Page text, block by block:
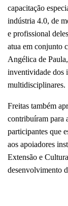
capacitação
indústria 4.0, de
e profissional
atua em conjunto
Angélica de
inventividade dos
multidisciplinares.
Freitas também
contribuíram para
participantes que
aos apoiadores
Extensão e
desenvolvimento